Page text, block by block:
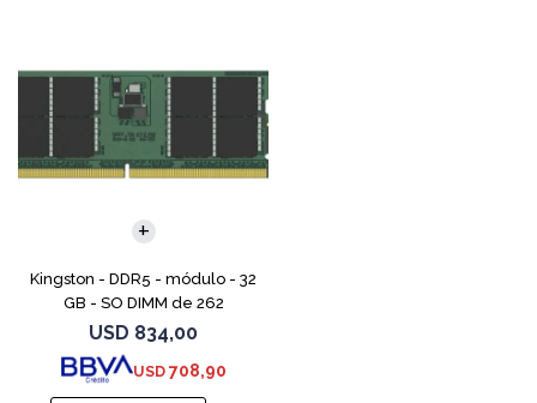
Kingston - DDR5 - módulo - 32
GB - SO DIMM de 262
contactos - 5600 MT/s / PC5-
44800 - CL46 - 1.1 V - sin
búfer - no ECC
USD 834,00
USD 708,90